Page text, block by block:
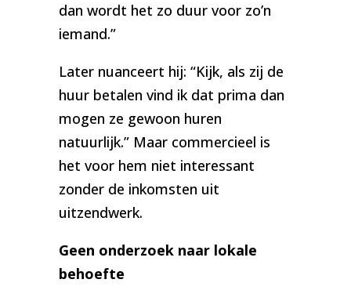
dan wordt het zo duur voor zo’n
iemand.”
Later nuanceert hij: “Kijk, als zij de
huur betalen vind ik dat prima dan
mogen ze gewoon huren
natuurlijk.” Maar commercieel is
het voor hem niet interessant
zonder de inkomsten uit
uitzendwerk.
Geen onderzoek naar lokale
behoefte